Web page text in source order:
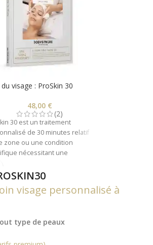
visage : ProSkin 30
48,00 €
(2)
30 est un traitement
de 30 minutes relatif
zone ou une condition
nécessitant une
particulière.
souhaitiez diminuer les
le vieillissement de la
ou l'hyperpigmentation, le
souhaits personnels et à la
de votre peau. Il redonne
visage personnalisé à
type de peaux